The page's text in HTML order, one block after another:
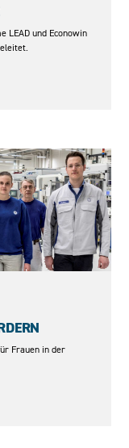
LEAD und Econowin
Frauen in der